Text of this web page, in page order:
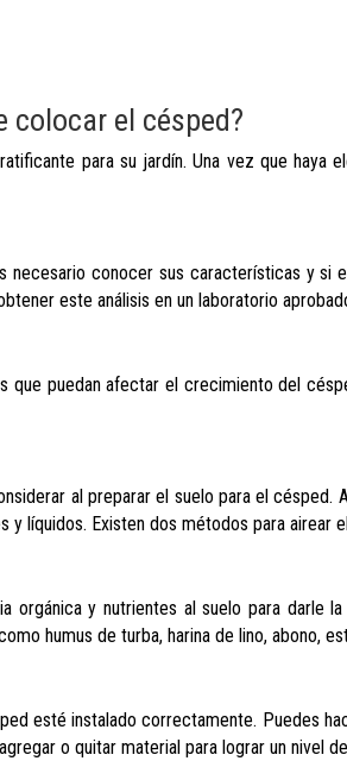
colocar el césped?
para su jardín. Una vez que haya
conocer sus características y si
este análisis en un laboratorio
que puedan afectar el crecimiento del
al preparar el suelo para el
líquidos. Existen dos métodos para airear
orgánica y nutrientes al suelo para darle
humus de turba, harina de lino, abono,
esté instalado correctamente. Puedes
o quitar material para lograr un nivel